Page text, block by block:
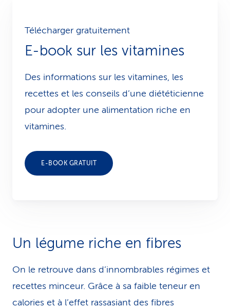
Télécharger gratuitement
E-book sur les vitamines
Des informations sur les vitamines, les
recettes et les conseils d’une diététicienne
pour adopter une alimentation riche en
vitamines.
E-BOOK GRATUIT
Un légume riche en fibres
On le retrouve dans d’innombrables régimes et
recettes minceur. Grâce à sa faible teneur en
calories et à l’effet rassasiant des fibres